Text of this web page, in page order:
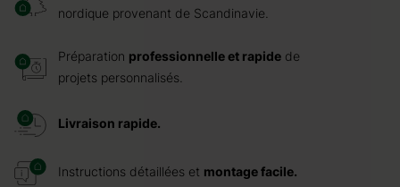
nordique provenant de Scandinavie.
Préparation professionnelle et rapide de
projets personnalisés.
Livraison rapide.
Instructions détaillées et montage facile.